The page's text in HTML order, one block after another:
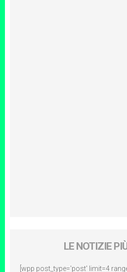
LE NOTIZIE
[wpp post_type='post' limit=4